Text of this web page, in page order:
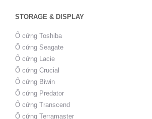
STORAGE & DISPLAY
Ổ cứng Toshiba
Ổ cứng Seagate
Ổ cứng Lacie
Ổ cứng Crucial
Ổ cứng Biwin
Ổ cứng Predator
Ổ cứng Transcend
Ổ cứng Terramaster